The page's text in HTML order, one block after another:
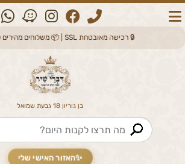
🔒 רכישה מאובטחת SSL | 📦 משלוחים מהירים לכל הארץ
בן גוריון 18 גבעת שמואל
✨האזור האישי שלי